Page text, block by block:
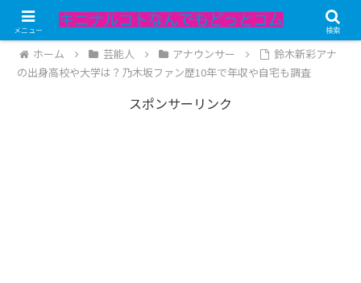
記事内にPRが含まれています。
ホーム 芸能人 アナウンサー
鈴木新彩アナ
の出身高校や大学は？乃木坂ファン歴10年で年収や自宅も調査
スポンサーリンク
メニュー 検索